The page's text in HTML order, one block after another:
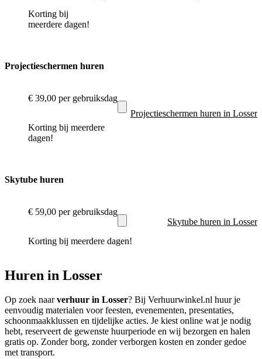
Korting bij
meerdere dagen!
Projectieschermen huren
€ 39,00 per gebruiksdag
Korting bij meerdere
dagen!
Projectieschermen huren in Losser
Skytube huren
€ 59,00 per gebruiksdag
Korting bij meerdere dagen!
Skytube huren in Losser
Huren in Losser
Op zoek naarverhuur in Losser? Bij Verhuurwinkel.nl huur je
eenvoudig materialen voor feesten, evenementen, presentaties,
schoonmaakklussen en tijdelijke acties. Je kiest online wat je nodig
hebt, reserveert de gewenste huurperiode en wij bezorgen en halen
gratis op. Zonder borg, zonder verborgen kosten en zonder gedoe
met transport.